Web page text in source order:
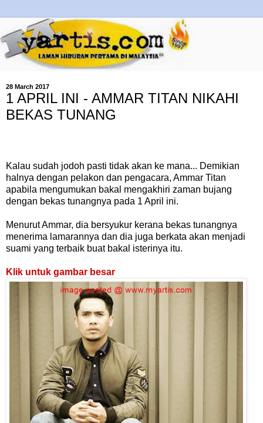
28 March 2017
1 APRIL INI - AMMAR TITAN NIKAHI
BEKAS TUNANG
Kalau sudah jodoh pasti tidak akan ke mana... Demikian
halnya dengan pelakon dan pengacara, Ammar Titan
apabila mengumukan bakal mengakhiri zaman bujang
dengan bekas tunangnya pada 1 April ini.
Menurut Ammar, dia bersyukur kerana bekas tunangnya
menerima lamarannya dan dia juga berkata akan menjadi
suami yang terbaik buat bakal isterinya itu.
Klik untuk gambar besar